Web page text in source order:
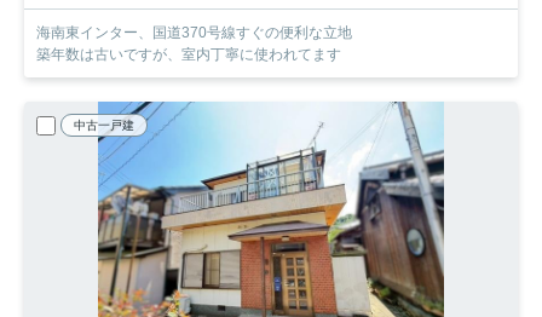
海南東インター、国道370号線すぐの便利な立地
築年数は古いですが、室内丁寧に使われてます
中古一戸建